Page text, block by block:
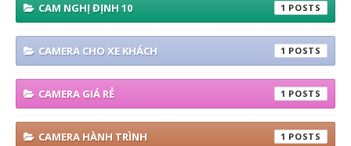
CAM NGHỊ ĐỊNH 10 1
CAMERA CHO XE KHÁCH 1
CAMERA GIÁ RẺ 1
CAMERA HÀNH TRÌNH 1